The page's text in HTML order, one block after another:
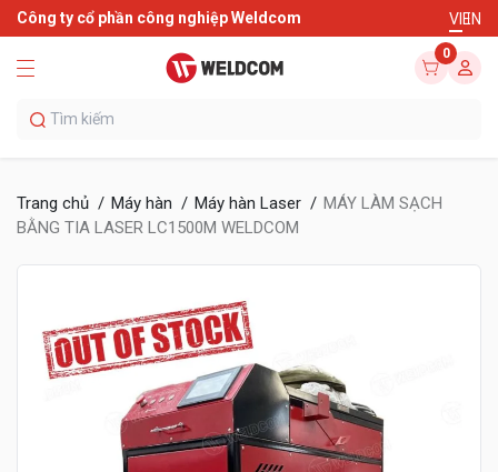
Công ty cổ phần công nghiệp Weldcom VIEN
0
Trang chủ Máy hàn Máy hàn Laser
MÁY LÀM SẠCH
BẰNG TIA LASER LC1500M WELDCOM